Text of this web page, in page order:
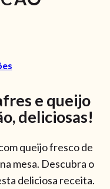
e queijo
deliciosas!
queijo fresco de
mesa. Descubra o
deliciosa receita.